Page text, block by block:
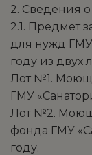
2. Сведения о
2.1. Предмет
для нужд ГМУ
году из двух
Лот №1.
ГМУ
Лот №2.
фонда ГМУ
году.